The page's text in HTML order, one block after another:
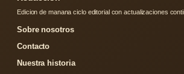
Edicion de manana ciclo editorial con actualizaciones
Sobre nosotros
Contacto
Nuestra historia